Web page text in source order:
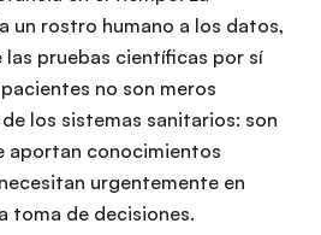
un rostro humano a los datos,
pruebas científicas por sí
no son meros
los sistemas sanitarios: son
aportan conocimientos
urgentemente en
toma de decisiones.